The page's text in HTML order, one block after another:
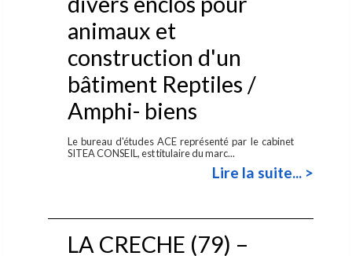
animaux et
construction d'un
bâtiment Reptiles /
Amphi- biens
Le bureau d'études ACE représenté par le cabinet
SITEA CONSEIL, est titulaire du marc...
Lire la suite... >
LA CRECHE (79) –